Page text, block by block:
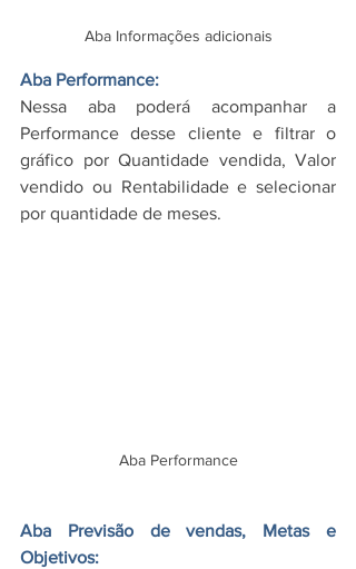
Aba Informações adicionais
Aba Performance:
Nessa aba poderá acompanhar a
Performance desse cliente e filtrar o
gráfico por Quantidade vendida, Valor
vendido ou Rentabilidade e selecionar
por quantidade de meses.
Aba Performance
Aba Previsão de vendas, Metas e
Objetivos: